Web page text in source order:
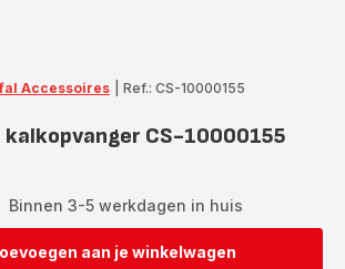
Accessoires Ref.: CS-10000155
CS-10000155
Binnen 3-5 werkdagen in huis
aan je winkelwagen